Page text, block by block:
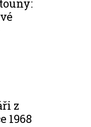
z
1968